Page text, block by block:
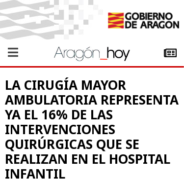
LA CIRUGÍA MAYOR
AMBULATORIA REPRESENTA
YA EL 16% DE LAS
INTERVENCIONES
QUIRÚRGICAS QUE SE
REALIZAN EN EL HOSPITAL
INFANTIL